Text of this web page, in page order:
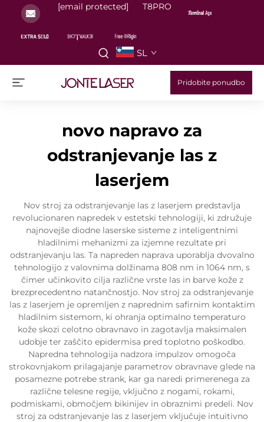
[email protected] T8PRO
SL
Pridobite ponudbo
novo napravo za
odstranjevanje las z
laserjem
Nov stroj za odstranjevanje las z laserjem predstavlja
revolucionaren napredek v estetski tehnologiji, ki združuje
najnovejše diodne laserske sisteme z inteligentnimi
hladilnimi mehanizmi za izjemne rezultate pri
odstranjevanju las. Ta napreden naprava uporablja dvovalno
tehnologijo z valovnima dolžinama 808 nm in 1064 nm, s
čimer učinkovito cilja različne vrste las in barve kože z
brezprecedentno natančnostjo. Nov stroj za odstranjevanje
las z laserjem je opremljen z naprednim safirnim kontaktim
hladilnim sistemom, ki ohranja optimalno temperaturo
kože skozi celotno obravnavo in zagotavlja maksimalen
udobje ter zaščito epidermisa pred toplotno poškodbo.
Napredna tehnologija nadzora impulzov omogoča
strokovnjakom prilagajanje parametrov obravnave glede na
posamezne potrebe strank, kar ga naredi primerenega za
različne telesne regije, vključno z nogami, rokami,
podmiskami, območjem bikinijev in obraznimi predeli. Nov
stroj za odstranjevanje las z laserjem vključuje intuitivno